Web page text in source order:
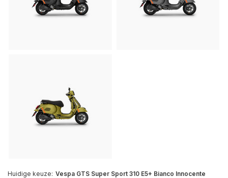
Huidige keuze: Vespa GTS Super Sport 310 E5+ Bianco Innocente